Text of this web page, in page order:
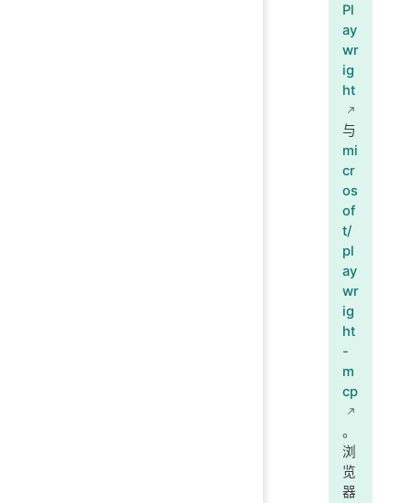
Pl
ay
wr
ig
ht
与
mi
cr
os
of
t/
pl
ay
wr
ig
ht
-
m
cp
。
浏
览
器